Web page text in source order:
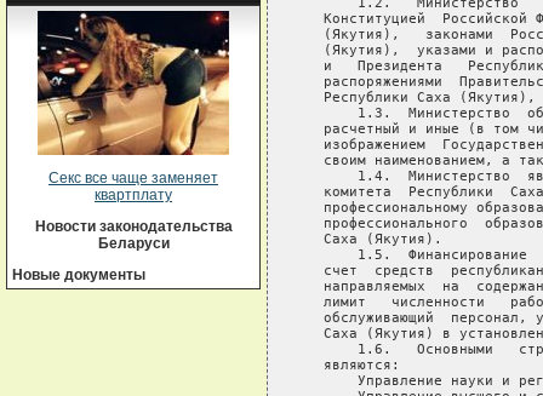
Секс все чаще заменяет
квартплату
Новости законодательства
Беларуси
Новые документы